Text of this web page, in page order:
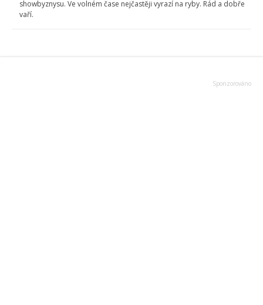
showbyznysu. Ve volném čase nejčastěji vyrazí na ryby. Rád a dobře
vaří.